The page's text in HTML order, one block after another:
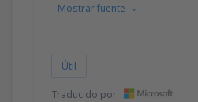
Mostrar fuente
Útil
Traducido por